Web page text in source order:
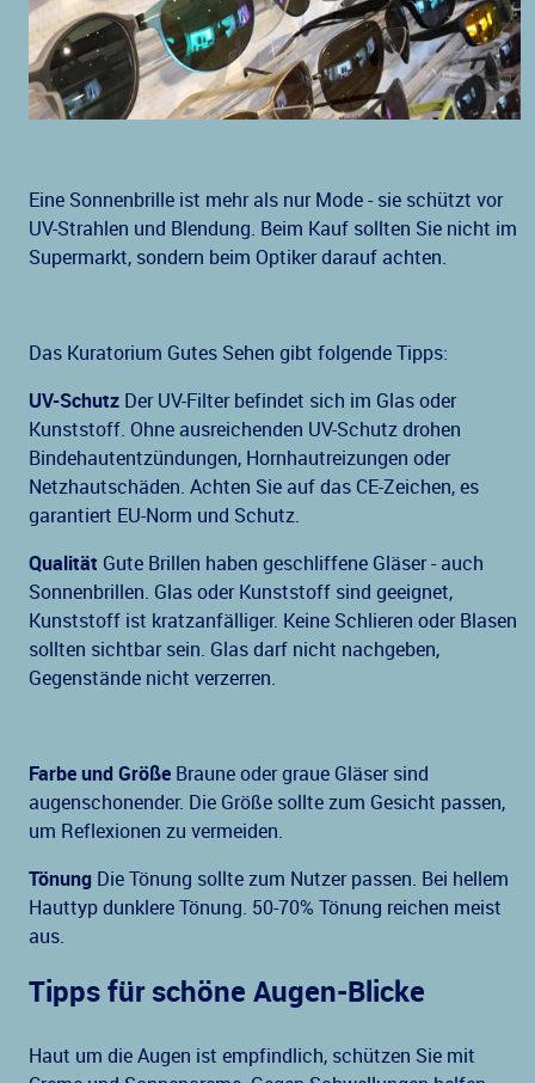
Eine Sonnenbrille ist mehr als nur Mode - sie schützt vor
UV-Strahlen und Blendung. Beim Kauf sollten Sie nicht im
Supermarkt, sondern beim Optiker darauf achten.
Das Kuratorium Gutes Sehen gibt folgende Tipps:
UV-Schutz Der UV-Filter befindet sich im Glas oder
Kunststoff. Ohne ausreichenden UV-Schutz drohen
Bindehautentzündungen, Hornhautreizungen oder
Netzhautschäden. Achten Sie auf das CE-Zeichen, es
garantiert EU-Norm und Schutz.
Qualität Gute Brillen haben geschliffene Gläser - auch
Sonnenbrillen. Glas oder Kunststoff sind geeignet,
Kunststoff ist kratzanfälliger. Keine Schlieren oder Blasen
sollten sichtbar sein. Glas darf nicht nachgeben,
Gegenstände nicht verzerren.
Farbe und Größe Braune oder graue Gläser sind
augenschonender. Die Größe sollte zum Gesicht passen,
um Reflexionen zu vermeiden.
Tönung Die Tönung sollte zum Nutzer passen. Bei hellem
Hauttyp dunklere Tönung. 50-70% Tönung reichen meist
aus.
Tipps für schöne Augen-Blicke
Haut um die Augen ist empfindlich, schützen Sie mit